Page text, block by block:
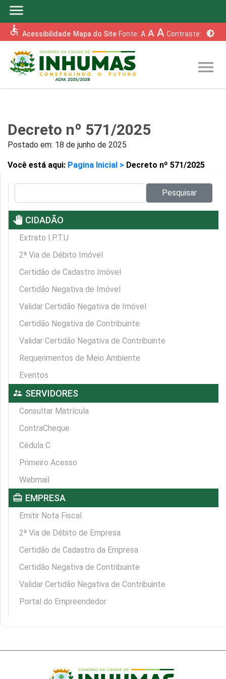
menu
accessible Acessibilidade Mapa do Site Fonte: A A A Contraste: brightness_6
menu
Decreto nº 571/2025
Postado em: 18 de junho de 2025
Você está aqui: Pagina Inicial > Decreto nº 571/2025
Pesquisar
pan_tool CIDADÃO
Extrato I.P.T.U
2ª Via de Débito Imóvel
Certidão de Cadastro Imóvel
Certidão Negativa de Imóvel
Validar Certidão Negativa de Imóvel
Certidão Negativa de Contribuinte
Validar Certidão Negativa de Contribuinte
Requerimentos de Meio Ambiente
Eventos
supervisor_account SERVIDORES
Consultar Matrícula
ContraCheque
Cédula C
Primeiro Acesso
Webmail
card_travel EMPRESA
Emitir Nota Fiscal
2ª Via de Débito de Empresa
Certidão de Cadastro da Empresa
Certidão Negativa de Contribuinte
Validar Certidão Negativa de Contribuinte
Portal do Empreendedor